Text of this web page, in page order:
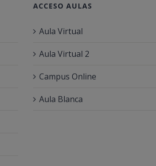
ACCESO AULAS
Aula Virtual
Aula Virtual 2
Campus Online
Aula Blanca